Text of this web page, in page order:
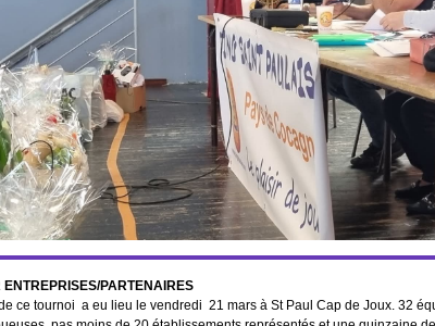
ENTREPRISES/PARTENAIRES
ce tournoi a eu lieu le vendredi 21 mars à St Paul Cap de Joux. 32